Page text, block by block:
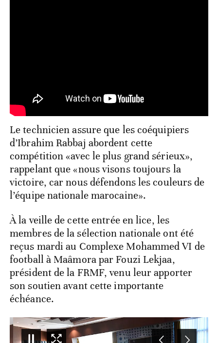
Le technicien assure que les coéquipiers
d’Ibrahim Rabbaj abordent cette
compétition «avec le plus grand sérieux»,
rappelant que «nous visons toujours la
victoire, car nous défendons les couleurs de
l’équipe nationale marocaine».
À la veille de cette entrée en lice, les
membres de la sélection nationale ont été
reçus mardi au Complexe Mohammed VI de
football à Maâmora par Fouzi Lekjaa,
président de la FRMF, venu leur apporter
son soutien avant cette importante
échéance.